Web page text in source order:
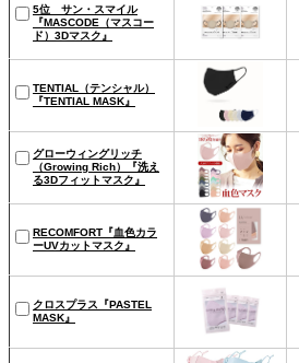
5位 サン・スマイル
『MASCODE（マスコー
ド）3Dマスク』
TENTIAL（テンシャル）
『TENTIAL MASK』
グローウィングリッチ
（Growing Rich）『洗え
る3Dフィットマスク』
RECOMFORT『血色カラ
ーUVカットマスク』
クロスプラス『PASTEL
MASK』